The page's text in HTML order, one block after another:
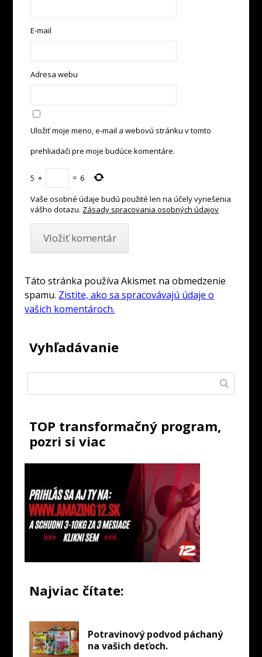
E-mail
Adresa webu
Uložiť moje meno, e-mail a webovú stránku v tomto
prehliadači pre moje budúce komentáre.
5 + = 6
Vaše osobné údaje budú použité len na účely vyriešenia
vášho dotazu. Zásady spracovania osobných údajov
Táto stránka používa Akismet na obmedzenie
spamu. Zistite, ako sa spracovávajú údaje o
vašich komentároch.
Vyhľadávanie
TOP transformačný program,
pozri si viac
Najviac čítate:
Potravinový podvod páchaný
na vašich deťoch.